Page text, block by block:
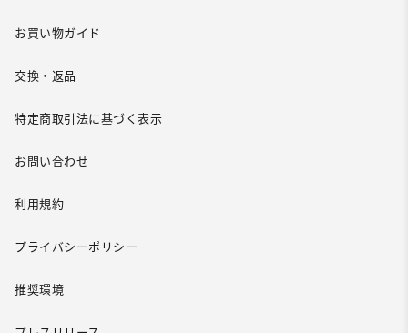
お買い物ガイド
交換・返品
特定商取引法に基づく表示
お問い合わせ
利用規約
プライバシーポリシー
推奨環境